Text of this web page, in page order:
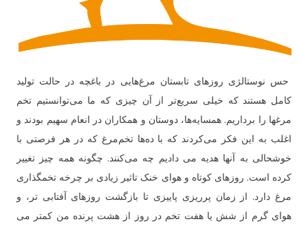
حس نوستالژی روزهای تابستان مرغ‌هایی در باغچه در حالت تولید
کامل هستند که خیلی سریع‌تر از آن چیزی که ما می‌توانستیم تخم‌
مرغها را برداریم. همسایه‌ها، دوستان و همکاران در انعام سهیم بودند و
اغلب به این فکر می‌کردند که با ده‌ها تخم‌مرغ که در هر فرصتی با
خوشحالی به آنها هدیه می دادیم چه می‌کنند. چگونه همه چیز تغییر
کرده است. روزهای کوتاه و هوای خنک تاثیر زیادی بر چرخه تخمگذاری
مرغ دارد. از زمان پرریزی پاییزی تا بازگشت روزهای آفتابی تر، و
هوای گرم از شش یا هفت تخم در روز از هشت پرنده من کمتر می